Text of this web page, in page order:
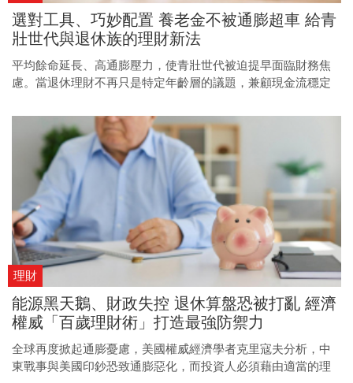
選對工具、巧妙配置 養老金不被通膨超車 給青
壯世代與退休族的理財新法
平均餘命延長、高通膨壓力，使青壯世代被迫提早面臨財務焦
慮。當退休理財不再只是特定年齡層的議題，兼顧現金流穩定
理財
能源黑天鵝、財政失控 退休算盤恐被打亂 經濟
權威「百歲理財術」打造最強防禦力
全球再度掀起通膨憂慮，美國權威經濟學者克里寇夫分析，中
東戰事與美國印鈔恐致通膨惡化，而投資人必須藉由適當的理